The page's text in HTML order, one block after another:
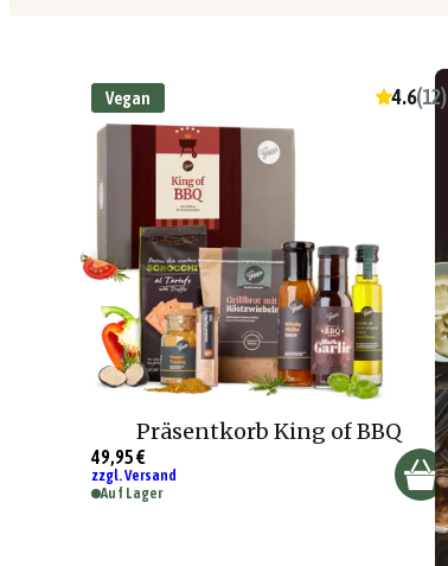
Vegan 4.6(12)
Präsentkorb King of BBQ
49,95 €
zzgl. Versand
Auf Lager